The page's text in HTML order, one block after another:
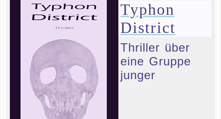
Typhon
District
Thriller über
eine Gruppe
junger